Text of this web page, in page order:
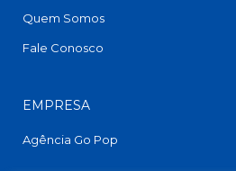
Quem Somos
Fale Conosco
EMPRESA
Agência Go Pop